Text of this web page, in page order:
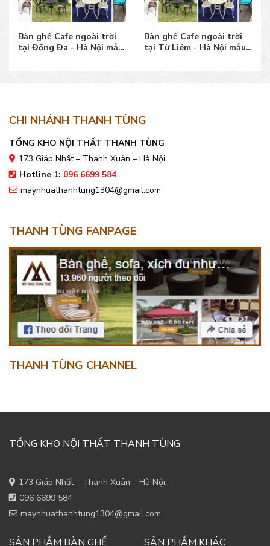
Bàn ghế Cafe ngoài trời
tại Đống Đa - Hà Nội mẫu
Bàn ghế Cafe ngoài trời
tại Từ Liêm - Hà Nội mẫu
CHI NHÁNH THANH TÙNG
TỔNG KHO NỘI THẤT THANH TÙNG
173 Giáp Nhất – Thanh Xuân – Hà Nội.
Hotline 1: 096 6699 584
maynhuathanhtung1304@gmail.com
THANH TÙNG FANPAGE
THANH TÙNG CHANNEL
TỔNG KHO NỘI THẤT THANH TÙNG
173 Giáp Nhất – Thanh Xuân – Hà Nội.
096 6699 584
maynhuathanhtung1304@gmail.com
SẢN PHẨM BÀN GHẾ SẢN PHẨM KHÁC